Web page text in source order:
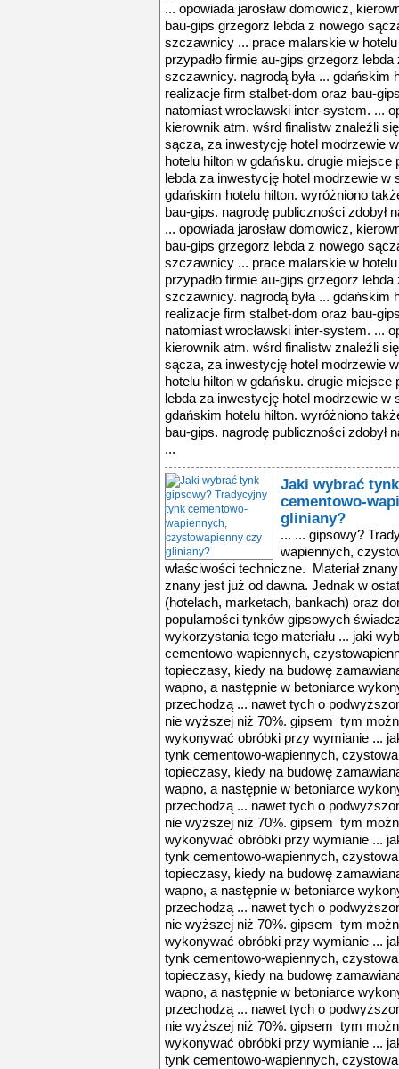
... opowiada jarosław domowicz,
bau-gips grzegorz lebda z nowego
szczawnicy ... prace malarskie w
przypadło firmie au-gips grzegorz
szczawnicy. nagrodą była ... gdańskim
realizacje firm stalbet-dom oraz bau-
natomiast wrocławski inter-system. ...
kierownik atm. wśrd finalistw znaleźli
sącza, za inwestycję hotel modrzewie
hotelu hilton w gdańsku. drugie miejsce
lebda za inwestycję hotel modrzewie w
gdańskim hotelu hilton. wyróżniono
bau-gips. nagrodę publiczności zdobył
... opowiada jarosław domowicz,
bau-gips grzegorz lebda z nowego
szczawnicy ... prace malarskie w
przypadło firmie au-gips grzegorz
szczawnicy. nagrodą była ... gdańskim
realizacje firm stalbet-dom oraz bau-
natomiast wrocławski inter-system. ...
kierownik atm. wśrd finalistw znaleźli
sącza, za inwestycję hotel modrzewie
hotelu hilton w gdańsku. drugie miejsce
lebda za inwestycję hotel modrzewie w
gdańskim hotelu hilton. wyróżniono
bau-gips. nagrodę publiczności zdobył
...
Jaki wybrać
cementowo-
gliniany?
... ... gipsowy?
wapiennych,
właściwości techniczne. Materiał
znany jest już od dawna. Jednak w
(hotelach, marketach, bankach) oraz
popularności tynków gipsowych
wykorzystania tego materiału ... jaki
cementowo-wapiennych,
topieczasy, kiedy na budowę
wapno, a następnie w betoniarce
przechodzą ... nawet tych o
nie wyższej niż 70%. gipsem tym
wykonywać obróbki przy wymianie ...
tynk cementowo-wapiennych,
topieczasy, kiedy na budowę
wapno, a następnie w betoniarce
przechodzą ... nawet tych o
nie wyższej niż 70%. gipsem tym
wykonywać obróbki przy wymianie ...
tynk cementowo-wapiennych,
topieczasy, kiedy na budowę
wapno, a następnie w betoniarce
przechodzą ... nawet tych o
nie wyższej niż 70%. gipsem tym
wykonywać obróbki przy wymianie ...
tynk cementowo-wapiennych,
topieczasy, kiedy na budowę
wapno, a następnie w betoniarce
przechodzą ... nawet tych o
nie wyższej niż 70%. gipsem tym
wykonywać obróbki przy wymianie ...
tynk cementowo-wapiennych,